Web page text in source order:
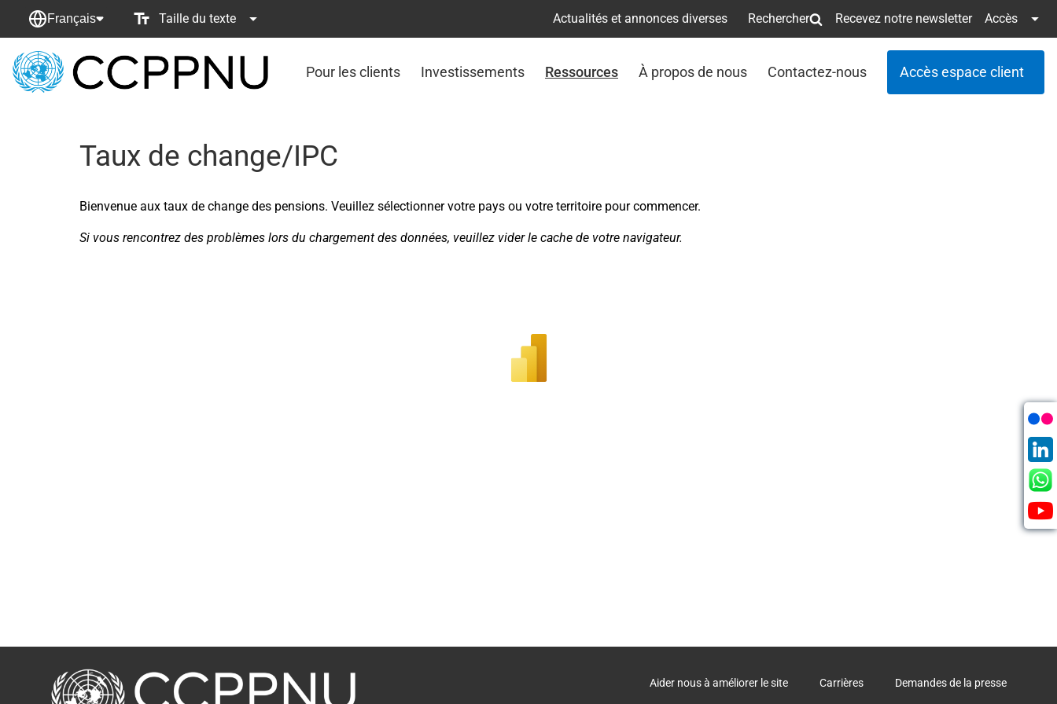
Français Taille du texte Actualités et annonces diverses Rechercher Recevez notre newsletter Accès
retour
Pour les clients Investissements Ressources À propos de nous Contactez-nous Accès espace client
Taux de change/IPC
Bienvenue aux taux de change des pensions. Veuillez sélectionner votre pays ou votre territoire pour commencer.
Si vous rencontrez des problèmes lors du chargement des données, veuillez vider le cache de votre navigateur.
Aider nous à améliorer le site Carrières Demandes de la presse